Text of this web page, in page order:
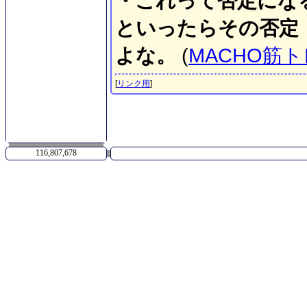
といったらその否
よな。
(MACHO筋
[リンク用]
116,807,678